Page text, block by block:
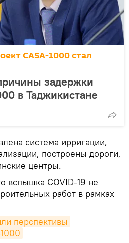
CASA-1000 стал
задержки
в Таджикистане
система ирригации,
построены дороги,
центры.
вспышка COVID-19 не
работ в рамках
перспективы